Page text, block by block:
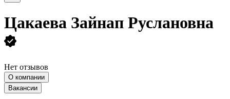
Цакаева Зайнап Руслановна
Нет отзывов
О компании
Вакансии